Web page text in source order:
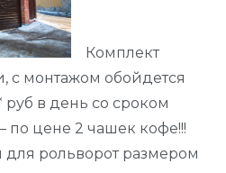
Комплект
с монтажом обойдется
в день со сроком
по цене 2 чашек кофе!!!
для рольворот размером